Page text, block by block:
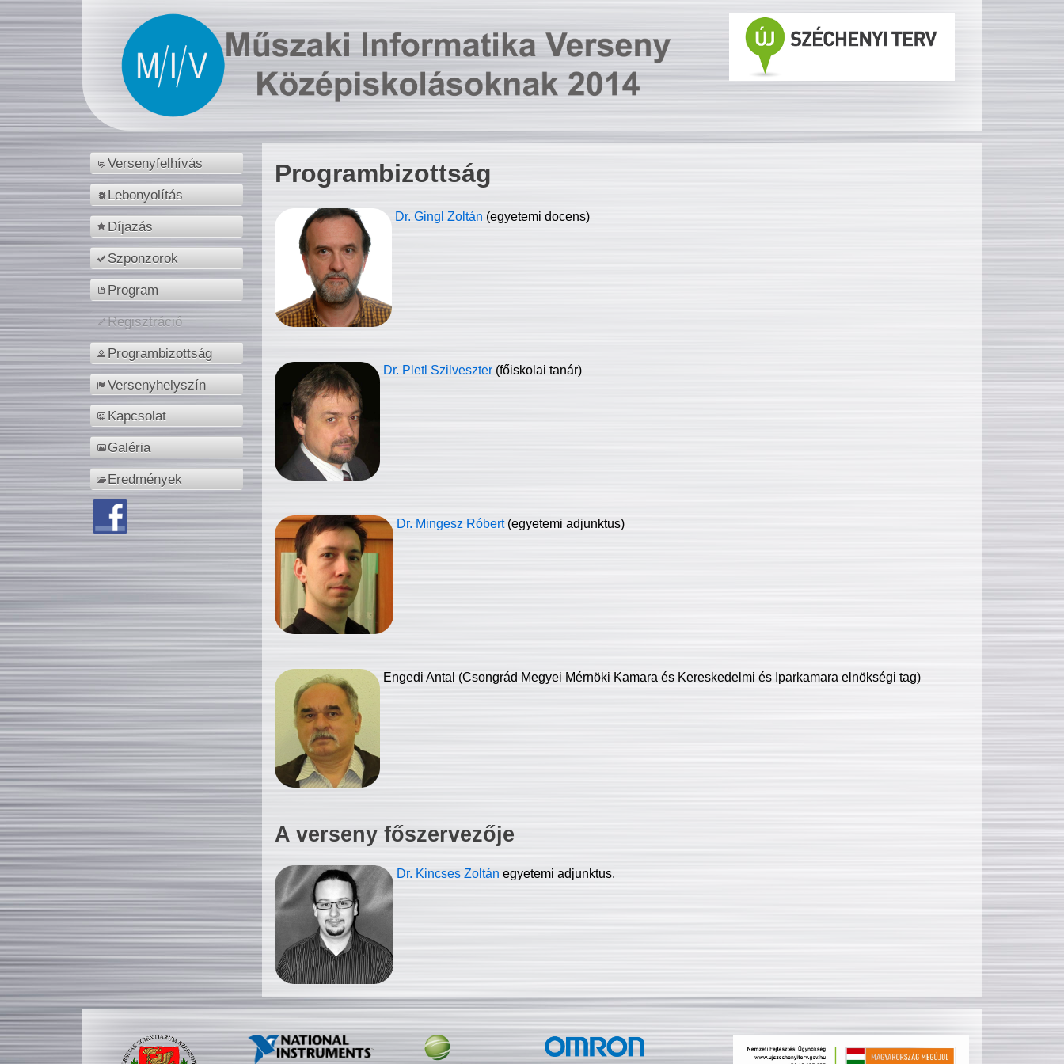
Versenyfelhívás
Lebonyolítás
Díjazás
Szponzorok
Program
Regisztráció
Programbizottság
Versenyhelyszín
Kapcsolat
Galéria
Eredmények
Programbizottság
Dr. Gingl Zoltán (egyetemi docens)
Dr. Pletl Szilveszter (főiskolai tanár)
Dr. Mingesz Róbert (egyetemi adjunktus)
Engedi Antal (Csongrád Megyei Mérnöki Kamara és Kereskedelmi és Iparkamara elnökségi tag)
A verseny főszervezője
Dr. Kincses Zoltán egyetemi adjunktus.